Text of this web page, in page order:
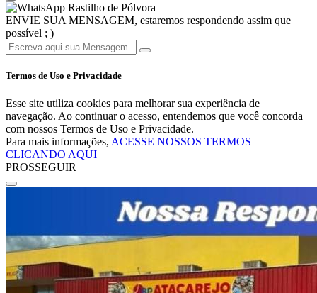
Rastilho de Pólvora
ENVIE SUA MENSAGEM, estaremos respondendo assim que
possível ; )
Termos de Uso e Privacidade
Esse site utiliza cookies para melhorar sua experiência de
navegação. Ao continuar o acesso, entendemos que você concorda
com nossos Termos de Uso e Privacidade.
Para mais informações, ACESSE NOSSOS TERMOS
CLICANDO AQUI
PROSSEGUIR